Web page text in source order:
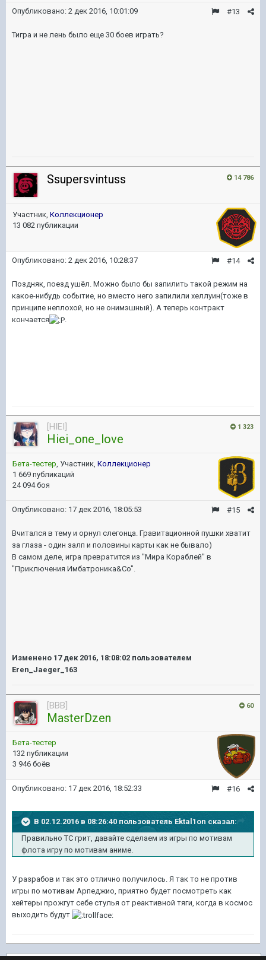
#13
Опубликовано: 2 дек 2016, 10:01:09
Тигра и не лень было еще 30 боев играть?
14 786
Ssupersvintuss
Участник, Коллекционер
13 082 публикации
#14
Опубликовано: 2 дек 2016, 10:28:37
Поздняк, поезд ушёл. Можно было бы запилить такой режим на
какое-нибудь событие, но вместо него запилили хеллуин(тоже в
принципе неплохой, но не онимэшный). А теперь контракт
кончается
.
1 323
[HIEI]
Hiei_one_love
Бета-тестер, Участник, Коллекционер
1 669 публикаций
24 094 боя
#15
Опубликовано: 17 дек 2016, 18:05:53
Вчитался в тему и орнул слегонца. Гравитационной пушки хватит
за глаза - один залп и половины карты как не бывало)
В самом деле, игра превратится из "Мира Кораблей" в
"Приключения Имбатроника&Co".
Изменено 17 дек 2016, 18:08:02 пользователем
Eren_Jaeger_163
60
[BBB]
MasterDzen
Бета-тестер
132 публикации
3 946 боёв
#16
Опубликовано: 17 дек 2016, 18:52:33
В 02.12.2016 в 08:26:40 пользователь Ektal1on сказал:
Правильно ТС грит, давайте сделаем из игры по мотивам
флота игру по мотивам аниме.
У разрабов и так это отлично получилось. Я так то не против
игры по мотивам Арпеджио, приятно будет посмотреть как
хейтеры прожгут себе стулья от реактивной тяги, когда в космос
выходить будут